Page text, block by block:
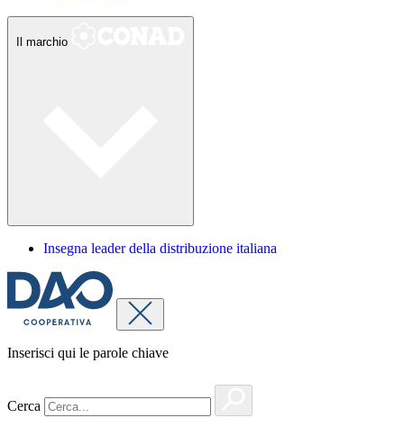
Il marchio
Insegna leader della distribuzione italiana
Inserisci qui le parole chiave
Cerca